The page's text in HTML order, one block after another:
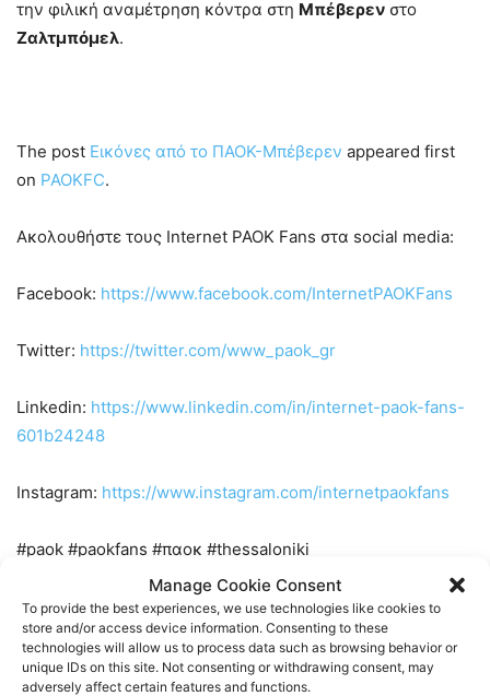
Manage Cookie Consent
To provide the best experiences, we use technologies like cookies to
store and/or access device information. Consenting to these
technologies will allow us to process data such as browsing behavior or
unique IDs on this site. Not consenting or withdrawing consent, may
adversely affect certain features and functions.
την φιλική αναμέτρηση κόντρα στη Μπέβερεν στo
Ζαλτμπόμελ.
The post Εικόνες από το ΠΑΟΚ-Μπέβερεν appeared first
on PAOKFC.
Ακολουθήστε τους Internet PAOK Fans στα social media:
Facebook: https://www.facebook.com/InternetPAOKFans
Twitter: https://twitter.com/www_paok_gr
Linkedin: https://www.linkedin.com/in/internet-paok-fans-
601b24248
Instagram: https://www.instagram.com/internetpaokfans
#paok #paokfans #παοκ #thessaloniki
TAGS FOOTBALL ΠΑΟΚ ΠΟΔΟΣΦΑΙΡΟ